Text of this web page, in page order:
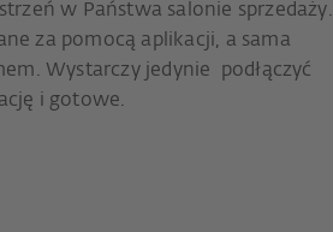
w Państwa salonie sprzedaży.
za pomocą aplikacji, a sama
Wystarczy jedynie podłączyć
i gotowe.